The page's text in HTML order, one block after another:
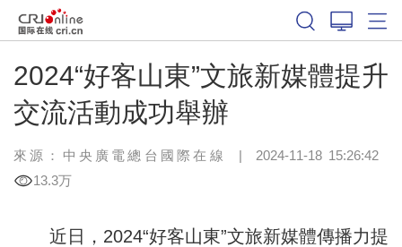
2024“好客山東”文旅新媒體提升
交流活動成功舉辦
來源：中央廣電總台國際在線 | 2024-11-18 15:26:42
13.3万
近日，2024“好客山東”文旅新媒體傳播力提